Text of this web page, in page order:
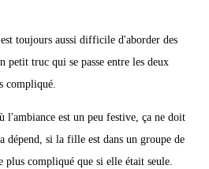
toujours aussi difficile d'aborder des
petit truc qui se passe entre les deux
compliqué.
l'ambiance est un peu festive, ça ne doit
dépend, si la fille est dans un groupe de
plus compliqué que si elle était seule.